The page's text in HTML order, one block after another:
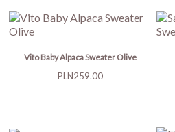
Vito Baby Alpaca Sweater Olive
Price
PLN259.00